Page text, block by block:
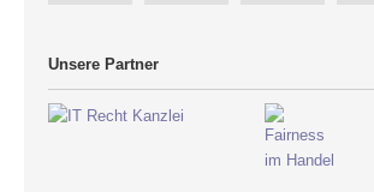
Unsere Partner